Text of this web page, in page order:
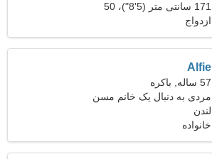
171 سانتی متر (5'8")، 50
کیلوگرم (110 پوند)
ازدواج
Alfie
57 ساله, باکره
مردی به دنبال یک خانم مسن
لندن
خانواده